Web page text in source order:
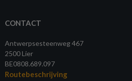
CONTACT
Antwerpsesteenweg 467
2500 Lier
BE0808.689.097
Routebeschrijving